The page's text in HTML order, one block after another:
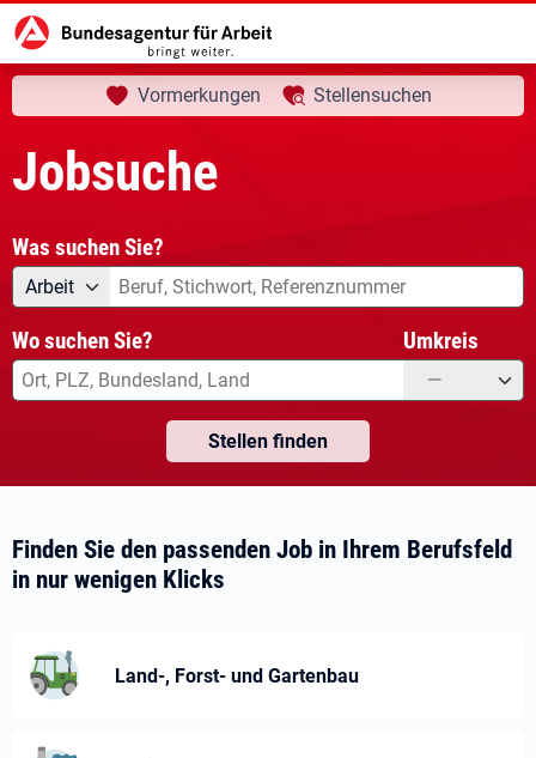
Startseite aktuelle Seite:
Jobsuche
Vormerkungen Stellensuchen
Jobsuche
Was suchen Sie?
Angebotsart
Arbeit Was suchen Sie?
Wo suchen Sie? Umkreis
—
Stellen finden
Finden Sie den passenden Job in Ihrem Berufsfeld
in nur wenigen Klicks
Land-, Forst- und Gartenbau